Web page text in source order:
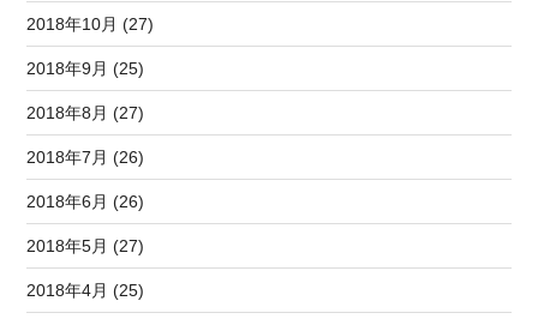
2018年10月 (27)
2018年9月 (25)
2018年8月 (27)
2018年7月 (26)
2018年6月 (26)
2018年5月 (27)
2018年4月 (25)